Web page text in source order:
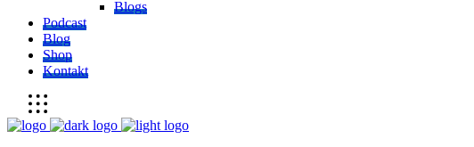
Blogs
Podcast
Blog
Shop
Kontakt